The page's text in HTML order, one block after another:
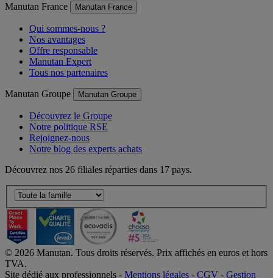
Manutan France Manutan France
Qui sommes-nous ?
Nos avantages
Offre responsable
Manutan Expert
Tous nos partenaires
Manutan Groupe Manutan Groupe
Découvrez le Groupe
Notre politique RSE
Rejoignez-nous
Notre blog des experts achats
Découvrez nos 26 filiales réparties dans 17 pays.
© 2026 Manutan. Tous droits réservés. Prix affichés en euros et hors
TVA.
Site dédié aux professionnels - Mentions légales - CGV - Gestion